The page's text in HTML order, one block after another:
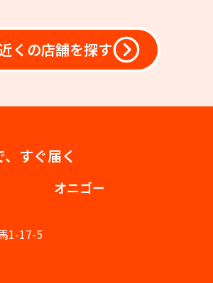
くの店舗を探す
すぐ届く
オニゴー
1-17-5